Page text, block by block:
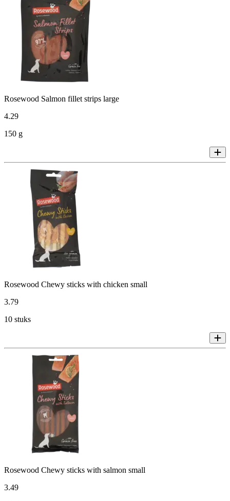
Rosewood Salmon fillet strips large
4.29
150 g
Rosewood Chewy sticks with chicken small
3.79
10 stuks
Rosewood Chewy sticks with salmon small
3.49